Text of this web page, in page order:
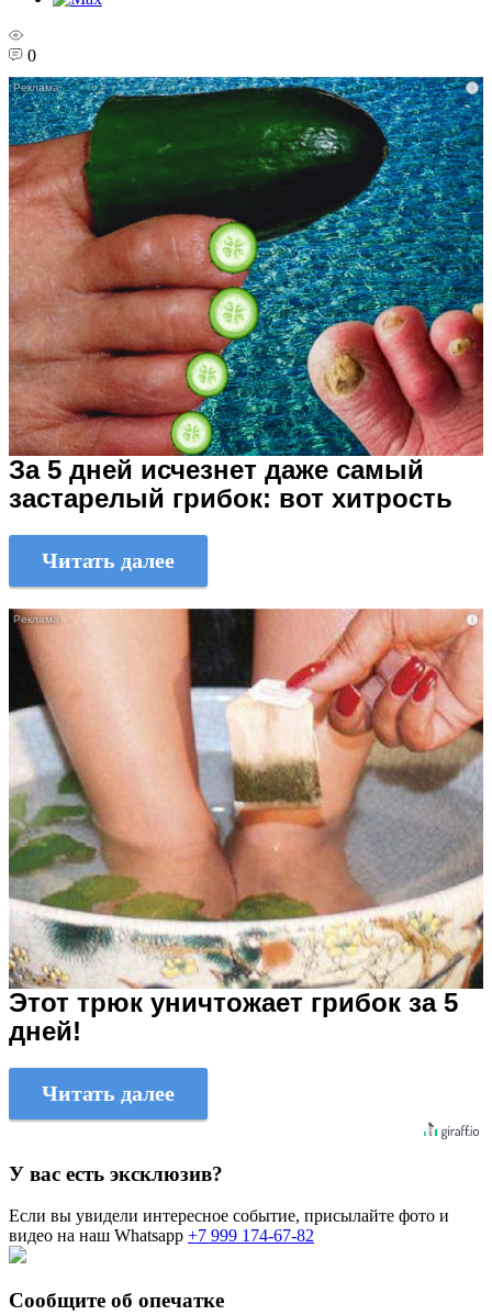
0
i
За 5 дней исчезнет даже самый
застарелый грибок: вот хитрость
Читать далее
i
Этот трюк уничтожает грибок за 5
дней!
Читать далее
У вас есть эксклюзив?
Если вы увидели интересное событие, присылайте фото и
видео на наш Whatsapp +7 999 174-67-82
Сообщите об опечатке